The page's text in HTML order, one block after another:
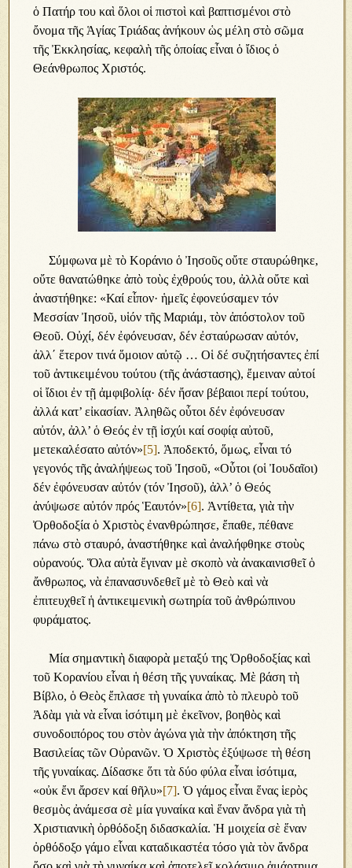
ὁ Πατήρ του καὶ ὅλοι οἱ πιστοὶ καὶ βαπτισμένοι στὸ
ὄνομα τῆς Ἁγίας Τριάδας ἀνήκουν ὡς μέλη στὸ σῶμα
τῆς Ἐκκλησίας, κεφαλὴ τῆς ὁποίας εἶναι ὁ ἴδιος ὁ
Θεάνθρωπος Χριστός.
Σύμφωνα μὲ τὸ Κοράνιο ὁ Ἰησοῦς οὔτε σταυρώθηκε,
οὔτε θανατώθηκε ἀπὸ τοὺς ἐχθρούς του, ἀλλὰ οὔτε καὶ
ἀναστήθηκε: «Καί εἶπον· ἡμεῖς ἐφονεύσαμεν τόν
Μεσσίαν Ἰησοῦ, υἱόν τῆς Μαριάμ, τὸν ἀπόστολον τοῦ
Θεοῦ. Οὐχί, δέν ἐφόνευσαν, δέν ἐσταύρωσαν αὐτόν,
ἀλλ΄ ἕτερον τινά ὅμοιον αὐτῷ … Οἱ δέ συζητήσαντες ἐπί
τοῦ ἀντικειμένου τούτου (τῆς ἀνάστασης), ἔμειναν αὐτοί
οἱ ἴδιοι ἐν τῇ ἀμφιβολίᾳ· δέν ἤσαν βέβαιοι περί τούτου,
ἀλλά κατ’ εἰκασίαν. Ἀληθῶς οὗτοι δέν ἐφόνευσαν
αὐτόν, ἀλλ’ ὁ Θεός ἐν τῇ ἰσχύι καί σοφίᾳ αὐτοῦ,
μετεκαλέσατο αὐτόν»[5]. Ἀποδεκτό, ὅμως, εἶναι τό
γεγονός τῆς ἀναλήψεως τοῦ Ἰησοῦ, «Οὗτοι (οἱ Ἰουδαῖοι)
δέν ἐφόνευσαν αὐτόν (τόν Ἰησοῦ), ἀλλ’ ὁ Θεός
ἀνύψωσε αὐτόν πρός Ἑαυτόν»[6]. Ἀντίθετα, γιὰ τὴν
Ὀρθοδοξία ὁ Χριστὸς ἐνανθρώπησε, ἔπαθε, πέθανε
πάνω στὸ σταυρό, ἀναστήθηκε καὶ ἀναλήφθηκε στοὺς
οὐρανούς. Ὅλα αὐτὰ ἔγιναν μὲ σκοπὸ νὰ ἀνακαινισθεῖ ὁ
ἄνθρωπος, νὰ ἐπανασυνδεθεῖ μὲ τὸ Θεὸ καὶ νὰ
ἐπιτευχθεῖ ἡ ἀντικειμενικὴ σωτηρία τοῦ ἀνθρώπινου
φυράματος.
Μία σημαντικὴ διαφορὰ μεταξύ της Ὀρθοδοξίας καὶ
τοῦ Κορανίου εἶναι ἡ θέση τῆς γυναίκας. Μὲ βάση τὴ
Βίβλο, ὁ Θεὸς ἔπλασε τὴ γυναίκα ἀπὸ τὸ πλευρὸ τοῦ
Ἀδὰμ γιὰ νὰ εἶναι ἰσότιμη μὲ ἐκεῖνον, βοηθὸς καὶ
συνοδοιπόρος του στὸν ἀγώνα γιὰ τὴν ἀπόκτηση τῆς
Βασιλείας τῶν Οὐρανῶν. Ὁ Χριστὸς ἐξύψωσε τὴ θέση
τῆς γυναίκας. Δίδασκε ὅτι τὰ δύο φύλα εἶναι ἰσότιμα,
«οὐκ ἔνι ἄρσεν καί θῆλυ»[7]. Ὁ γάμος εἶναι ἕνας ἱερὸς
θεσμὸς ἀνάμεσα σὲ μία γυναίκα καὶ ἕναν ἄνδρα γιὰ τὴ
Χριστιανικὴ ὀρθόδοξη διδασκαλία. Ἡ μοιχεία σὲ ἕναν
ὀρθόδοξο γάμο εἶναι καταδικαστέα τόσο γιὰ τὸν ἄνδρα